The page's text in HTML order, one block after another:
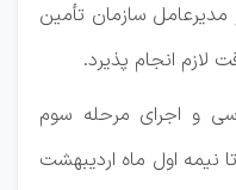
مدیرعامل سازمان تأمین
لازم انجام پذیرد.
و اجرای مرحله سوم
نیمه اول ماه اردیبهشت